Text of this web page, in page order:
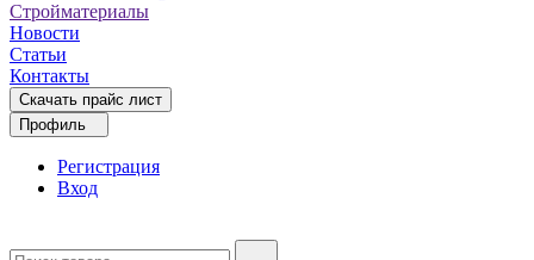
Стройматериалы
Новости
Статьи
Контакты
Скачать прайс лист
Профиль
Регистрация
Вход